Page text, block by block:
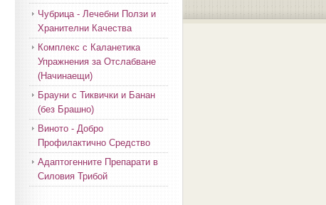
Чубрица - Лечебни Ползи и
Хранителни Качества
Комплекс с Каланетика
Упражнения за Отслабване
(Начинаещи)
Брауни с Тиквички и Банан
(без Брашно)
Виното - Добро
Профилактично Средство
Адаптогенните Препарати в
Силовия Трибой